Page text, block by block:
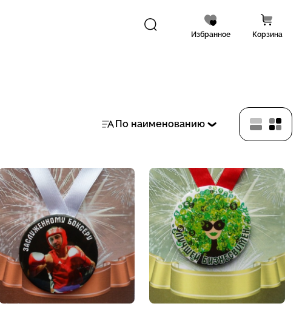
Избранное Корзина
По наименованию